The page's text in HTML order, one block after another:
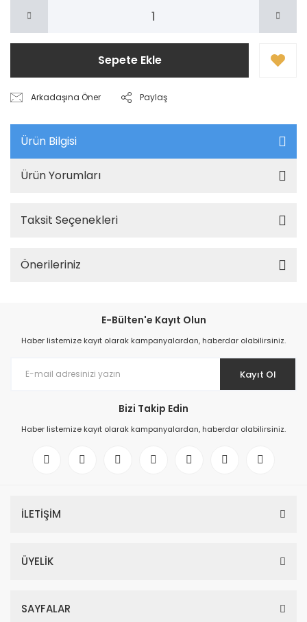
Sepete Ekle
Arkadaşına Öner Paylaş
Ürün Bilgisi
Ürün Yorumları
Taksit Seçenekleri
Önerileriniz
E-Bülten'e Kayıt Olun
Haber listemize kayıt olarak kampanyalardan, haberdar olabilirsiniz.
Kayıt Ol
Bizi Takip Edin
Haber listemize kayıt olarak kampanyalardan, haberdar olabilirsiniz.
İLETİŞİM
ÜYELİK
SAYFALAR